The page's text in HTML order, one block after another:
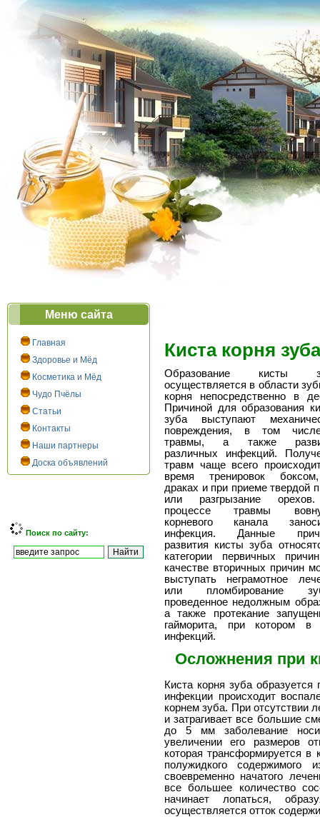
Меню сайта
Главная
Здоровье и Мёд
Косметика и Мёд
Чудо Пчёлы
Статьи
Контакты
Наши партнеры
Доска объявлений
Поиск по сайту:
Киста корня зуба
Образование кисты
осуществляется в области
корня непосредственно в
Причиной для образования
зуба выступают
повреждения, в том
травмы, а также
различных инфекций.
травм чаще всего
время тренировок
драках и при приеме твердой
или разгрызание
процессе травмы
корневого канала
инфекция. Данные
развития кисты зуба
категории первичных
качестве вторичных причин
выступать неграмотное
или пломбирование
проведенное недолжным
а также протекание
гайморита, при котором в
инфекций.
Осложнения при
Киста корня зуба
инфекции происходит
корнем зуба. При отсутствии
и затрагивает все большие
до 5 мм заболевание
увеличении его размеров
которая трансформируется в
полужидкого содержимого
своевременно начатого
все большее количество
начинает лопаться,
осуществляется отток